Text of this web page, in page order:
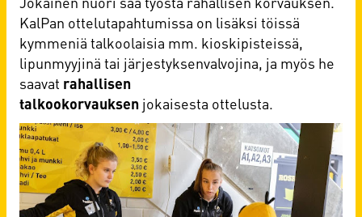
KalPan ottelutapahtumissa on lisäksi töissä
kymmeniä talkoolaisia mm. kioskipisteissä,
lipunmyyjinä tai järjestyksenvalvojina, ja myös he
saavat rahallisen
talkookorvauksen jokaisesta ottelusta.